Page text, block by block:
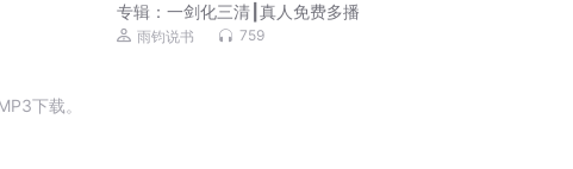
专辑：一剑化三清┃真人免费多播
雨钧说书 759
下载。